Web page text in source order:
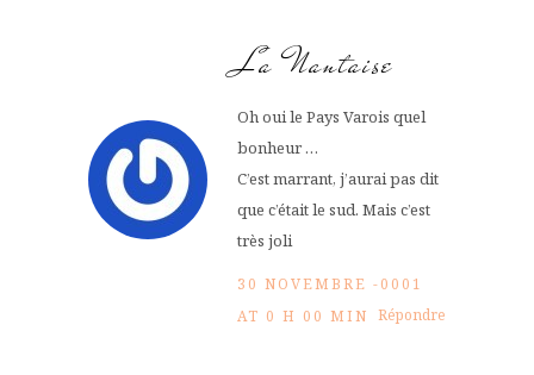
La Nantaise
Oh oui le Pays Varois quel
bonheur …
C’est marrant, j’aurai pas dit
que c’était le sud. Mais c’est
très joli
30 NOVEMBRE -0001
AT 0 H 00 MIN Répondre